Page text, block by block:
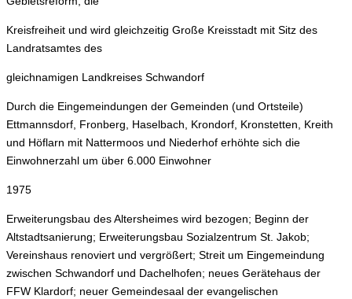
Kreisfreiheit und wird gleichzeitig Große Kreisstadt mit Sitz des
Landratsamtes des
gleichnamigen Landkreises Schwandorf
Durch die Eingemeindungen der Gemeinden (und Ortsteile)
Ettmannsdorf, Fronberg, Haselbach, Krondorf, Kronstetten, Kreith
und Höflarn mit Nattermoos und Niederhof erhöhte sich die
Einwohnerzahl um über 6.000 Einwohner
1975
Erweiterungsbau des Altersheimes wird bezogen; Beginn der
Altstadtsanierung; Erweiterungsbau Sozialzentrum St. Jakob;
Vereinshaus renoviert und vergrößert; Streit um Eingemeindung
zwischen Schwandorf und Dachelhofen; neues Gerätehaus der
FFW Klardorf; neuer Gemeindesaal der evangelischen